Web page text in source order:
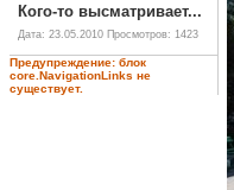
Кого-то высматривает...
Дата: 23.05.2010 Просмотров: 1423
Предупреждение: блок
core.NavigationLinks не
существует.